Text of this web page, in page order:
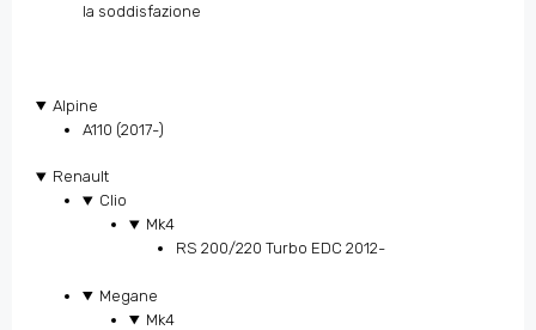
la soddisfazione
Alpine
A110 (2017-)
Renault
Clio
Mk4
RS 200/220 Turbo EDC 2012-
Megane
Mk4